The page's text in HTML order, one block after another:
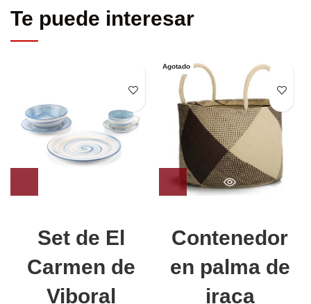
Te puede interesar
Set de El
Carmen de
Viboral
Agotado
Contenedor
en palma de
iraca